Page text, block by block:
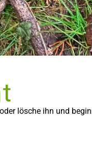
lösche ihn und